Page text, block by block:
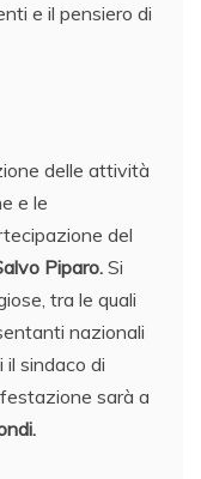
e il pensiero di
delle attività
e le
del
Piparo. Si
tra le quali
nazionali
il sindaco di
sarà a